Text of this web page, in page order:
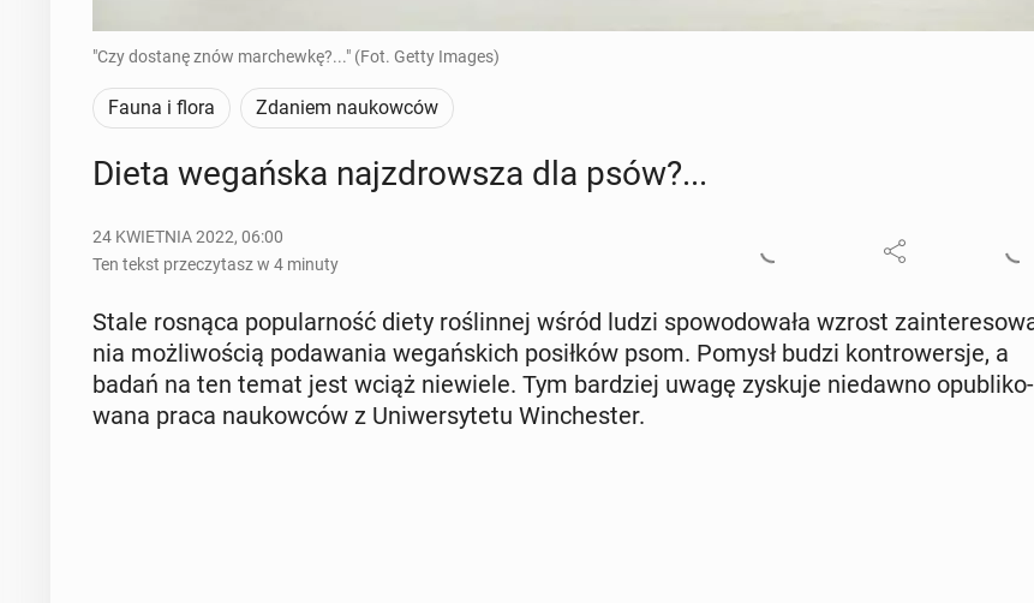
"Czy dostanę znów marchewkę?..." (Fot. Getty Images)
Fauna i flora Zdaniem naukowców
Dieta we­gań­ska naj­zdrow­sza dla psów?...
24 KWIETNIA 2022, 06:00
Ten tekst przeczytasz w 4 minuty
Stale rosnąca po­pu­lar­ność diety ro­ślin­nej wśród ludzi spo­wo­do­wa­ła wzrost
nia moż­li­wo­ścią po­da­wa­nia we­gań­skich po­sił­ków psom. Pomysł budzi kon­tro­wer­sje, a
badań na ten temat jest wciąż nie­wie­le. Tym bar­dziej uwagę zyskuje nie­daw­no opu­bli­ko­
wa­na praca na­ukow­ców z Uni­wer­sy­te­tu Win­che­ster.